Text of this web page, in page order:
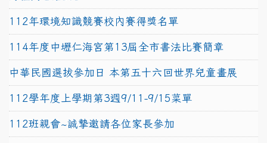
112年環境知識競賽校內賽得獎名單
114年度中壢仁海宮第13屆全市書法比賽簡章
中華民國選拔參加日 本第五十六回世界兒童畫展
112學年度上學期第3週9/11-9/15菜單
112班親會~誠摯邀請各位家長參加